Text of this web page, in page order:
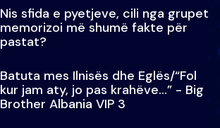
Nis sfida e pyetjeve, cili nga grupet
memorizoi më shumë fakte për
pastat?
Batuta mes Ilnisës dhe Eglës/“Fol
kur jam aty, jo pas krahëve…” - Big
Brother Albania VIP 3